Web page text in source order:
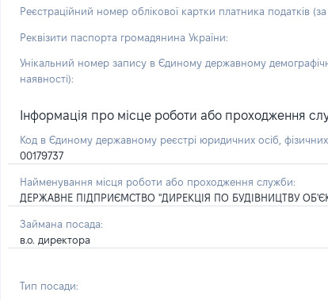
Реєстраційний номер облікової картки платника податків (за
Реквізити паспорта громадянина України:
Унікальний номер запису в Єдиному державному
наявності):
Інформація про місце роботи або проходження
Код в Єдиному державному реєстрі юридичних осіб,
00179737
Найменування місця роботи або проходження служби:
ДЕРЖАВНЕ ПІДПРИЄМСТВО "ДИРЕКЦІЯ ПО БУДІВНИЦТВУ
Займана посада:
в.о. директора
Тип посади: